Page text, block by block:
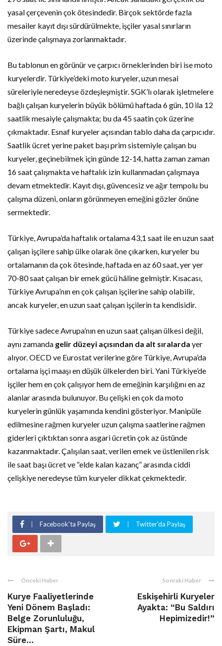
yasalçerçeveninçok ötesindedir. Birçok sektördefazla
mesailer kayıtdışısürdürülmekte, işçileryasalsınırların
üzerindeçalışmaya zorlanmaktadır.
Butablonunengörünürveçarpıcıörneklerinden biri isemoto
kuryelerdir. Türkiye’dekimoto kuryeler,uzunmesai
süreleriyleneredeyseözdeşleşmiştir.SGK’lıolarak işletmelere
bağlıçalışan kuryelerin büyük bölümühaftada6gün, 10ila 12
saatlik mesaiyleçalışmakta; buda45saatinçok üzerine
çıkmaktadır. Esnaf kuryeleraçısındantablodahadaçarpıcıdır.
Saatlik ücretyerinepaket başıprimsistemiyleçalışan bu
kuryeler,geçinebilmek içingünde 12-14,hatta zaman zaman
16saatçalışmaktavehaftalık izin kullanmadançalışmaya
devametmektedir. Kayıtdışı,güvencesizveağırtempolu bu
çalışmadüzeni,onlarıngörünmeyenemeğinigözlerönüne
sermektedir.
Türkiye,Avrupa’dahaftalık ortalama43,1 saat ileenuzunsaat
çalışan işçileresahip ülkeolarak öneçıkarken, kuryeler bu
ortalamanındaçok ötesinde,haftadaenaz60saat,yeryer
70-80saatçalışan biremek gücühâlinegelmiştir. Kısacası,
TürkiyeAvrupa’nınençok çalışan işçilerinesahip olabilir,
ancak kuryeler,enuzunsaatçalışan işçilerinta kendisidir.
TürkiyesadeceAvrupa’nınenuzunsaatçalışanülkesideğil,
aynı zamanda gelir düzeyi açısından da alt sıralarda yer
alıyor.OECDve Eurostatverilerinegöre Türkiye,Avrupa’da
ortalama işçimaaşıendüşük ülkelerden biri.Yani Türkiye’de
işçilerhemençok çalışıyorhemdeemeğinin karşılığınıenaz
alanlararasında bulunuyor. Buçelişkiençok damoto
kuryeleringünlük yaşamında kendinigösteriyor. Manipüle
edilmesine rağmen kuryeler uzun çalışma saatlerine rağmen
giderleri çıktıktan sonra asgari ücretin çok az üstünde
kazanmaktadır. Çalışılan saat, verilen emek ve üstlenilen risk
ile saat başı ücret ve “elde kalan kazanç” arasında ciddi
çelişkiye neredeyse tüm kuryeler dikkat çekmektedir.
Facebook'ta Paylaş Twitter'da Paylaş
Önceki Haber
Kurye Faaliyetlerinde
Yeni Dönem Başladı:
Belge Zorunluluğu,
Ekipman Şartı, Makul
Süre…
Sonraki Haber
Eskişehirli Kuryeler
Ayakta: “Bu Saldırı
Hepimizedir!”